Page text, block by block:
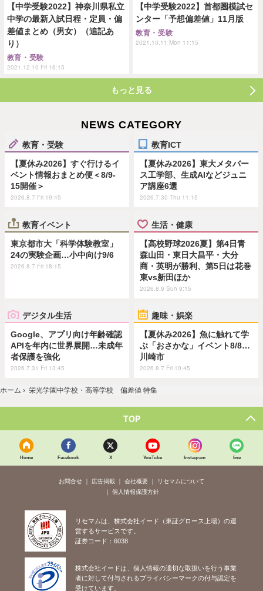
【中学受験2022】神奈川県私立
中学の最新入試日程・定員・偏
差値まとめ（男女）（追記あ
り）
教育・受験
2021.12.10 Fri 16:15
【中学受験2022】首都圏模試セ
ンター「予想偏差値」11月版
教育・受験
2021.10.11 Mon 11:15
もっと見る
NEWS CATEGORY
教育・受験
【夏休み2026】すぐ行けるイ
ベント情報おまとめ便＜8/9-
15開催＞
2026.8.7 Fri 19:45
教育ICT
【夏休み2026】東大メタバー
ス工学部、生成AIなどジュニ
ア講座6選
2026.7.30 Thu 11:15
教育イベント
東京都市大「科学体験教室」
24の実験企画…小中向け9/6
2026.8.7 Fri 18:15
生活・健康
【高校野球2026夏】第4日青
森山田・東日大昌平・大分
商・英明が勝利、第5日は花巻
東vs新田ほか
2026.8.9 Sun 9:15
デジタル生活
Google、アプリ向け年齢確認
APIを年内に世界展開…未成年
者保護を強化
2026.7.31 Fri 13:45
趣味・娯楽
【夏休み2026】魚に触れて学
ぶ「おさかな」イベント8/8…
川崎市
2026.8.7 Fri 10:45
ホーム › 栄光学園中学校・高等学校 偏差値 特集
TOP
Home Facebook X YouTube Instagram line
お問合せ 広告掲載 会社概要
リセマムについて
個人情報保護方針
リセマムは、株式会社イード（東証グロース上場）の運
営するサービスです。
証券コード：6038
株式会社イードは、個人情報の適切な取扱いを行う事業
者に対して付与されるプライバシーマークの付与認定を
受けています。